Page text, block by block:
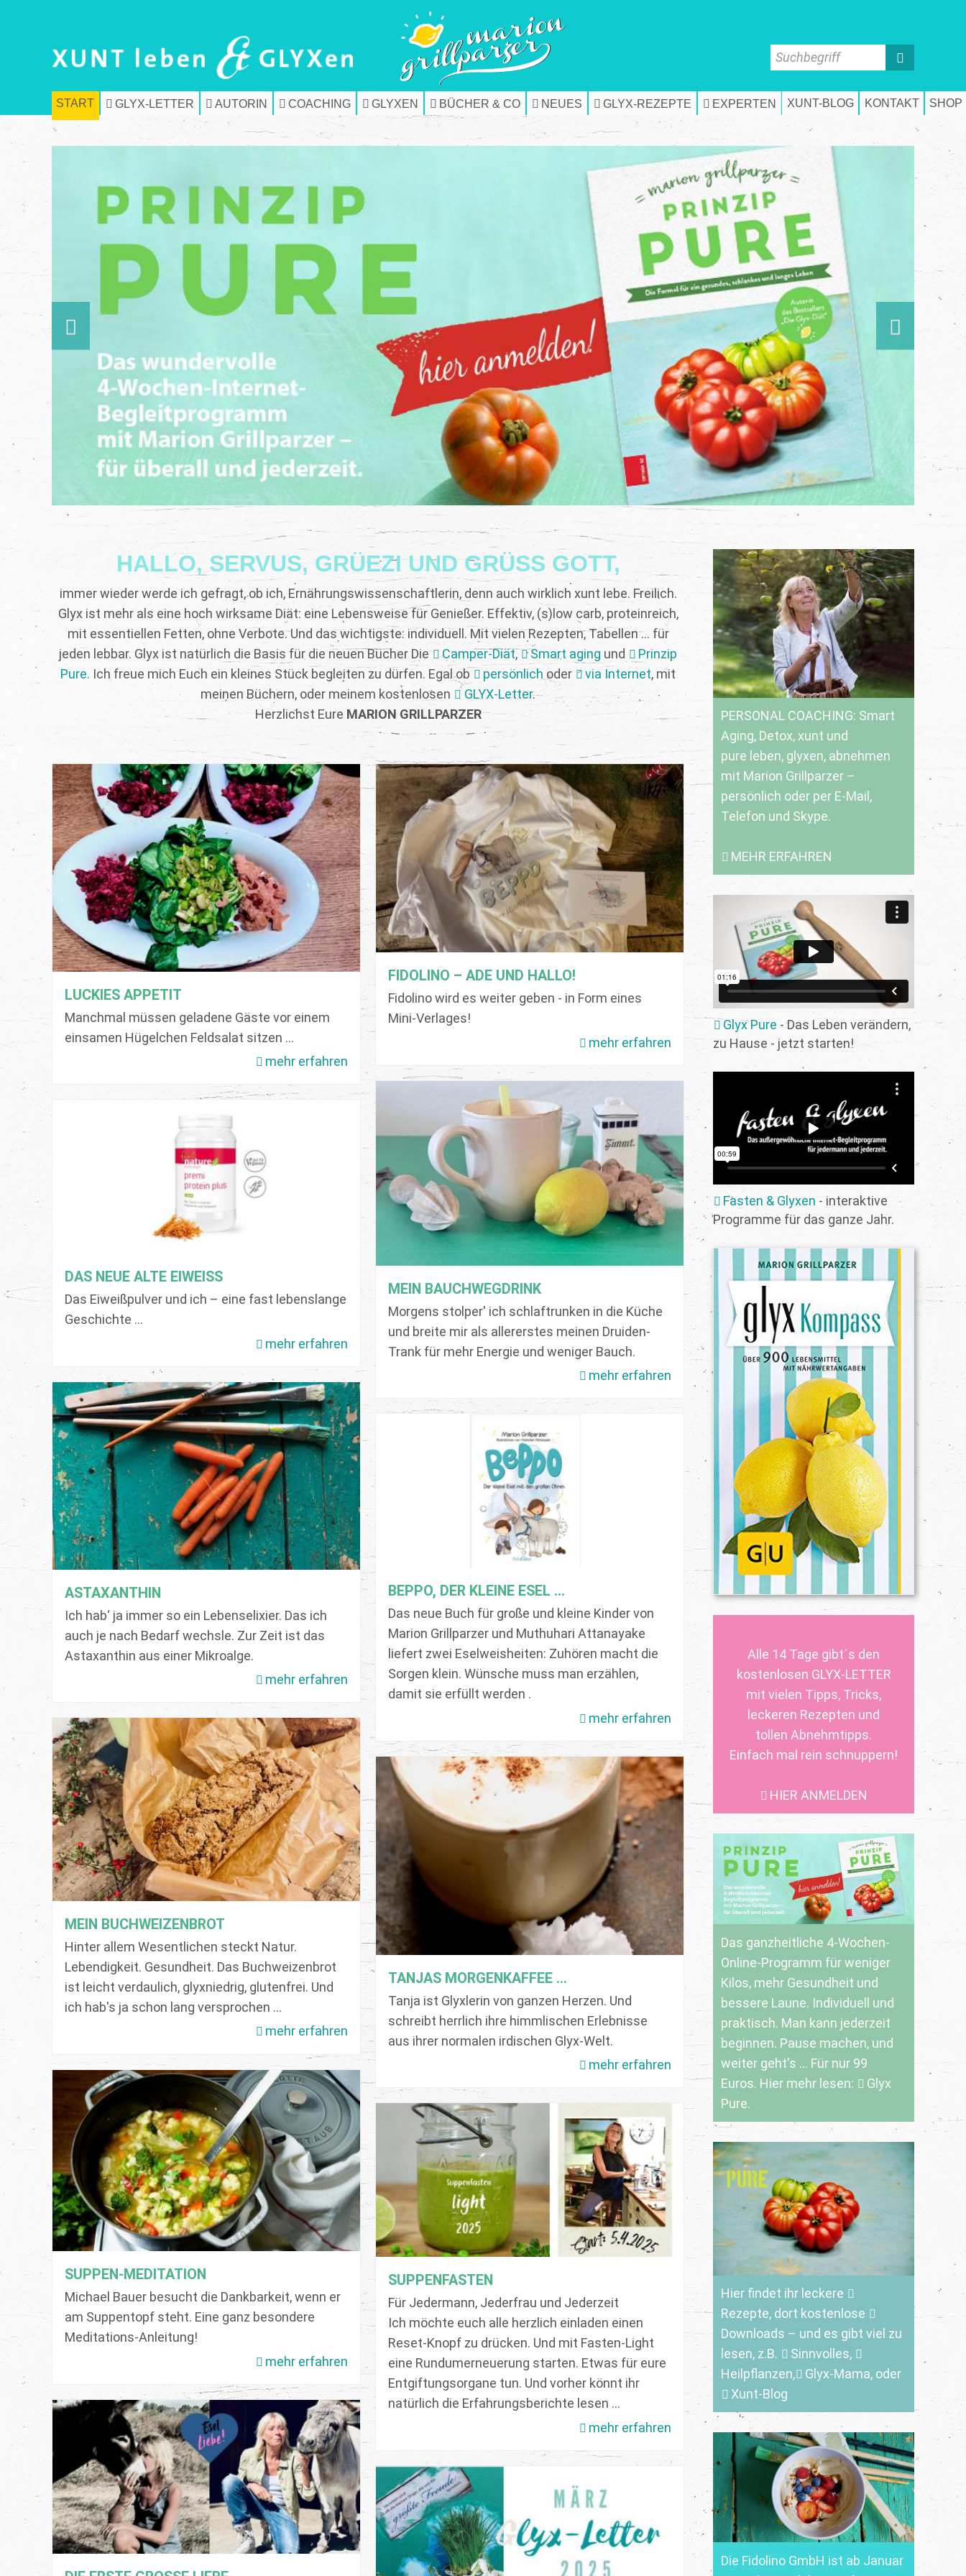
START GLYX-LETTER AUTORIN COACHING GLYXEN BÜCHER & CO NEUES GLYX-REZEPTE EXPERTEN XUNT-BLOG KONTAKT SHOP
Suchbegriff
PERSONAL COACHING: Smart
Aging, Detox, xunt und
pure leben, glyxen, abnehmen
mit Marion Grillparzer –
persönlich oder per E-Mail,
Telefon und Skype.
MEHR ERFAHREN
Glyx Pure - Das Leben verändern,
zu Hause - jetzt starten!
Fasten & Glyxen - interaktive
Programme für das ganze Jahr.
Alle 14 Tage gibt´s den
kostenlosen GLYX-LETTER
mit vielen Tipps, Tricks,
leckeren Rezepten und
tollen Abnehmtipps.
Einfach mal rein schnuppern!
HIER ANMELDEN
Das ganzheitliche 4-Wochen-
Online-Programm für weniger
Kilos, mehr Gesundheit und
bessere Laune. Individuell und
praktisch. Man kann jederzeit
beginnen. Pause machen, und
weiter geht's ... Für nur 99
Euros. Hier mehr lesen:
Glyx
Pure.
Hier findet ihr leckere
Rezepte, dort kostenlose
Downloads – und es gibt viel zu
lesen, z.B.
Sinnvolles,
Heilpflanzen,
Glyx-Mama, oder
Xunt-Blog
Die Fidolino GmbH ist ab Januar
HALLO, SERVUS, GRÜEZI UND GRÜSS GOTT,
immer wieder werde ich gefragt, ob ich, Ernährungswissenschaftlerin, denn auch wirklich xunt lebe. Freilich.
Glyx ist mehr als eine hoch wirksame Diät: eine Lebensweise für Genießer. Effektiv, (s)low carb, proteinreich,
mit essentiellen Fetten, ohne Verbote. Und das wichtigste: individuell. Mit vielen Rezepten, Tabellen ... für
jeden lebbar. Glyx ist natürlich die Basis für die neuen Bücher Die
Camper-Diät, Smart aging und
Prinzip
Pure. Ich freue mich Euch ein kleines Stück begleiten zu dürfen. Egal ob persönlich oder via Internet, mit
meinen Büchern, oder meinem kostenlosen
GLYX-Letter.
Herzlichst Eure MARION GRILLPARZER
LUCKIES APPETIT
Manchmal müssen geladene Gäste vor einem
einsamen Hügelchen Feldsalat sitzen ...
mehr erfahren
DAS NEUE ALTE EIWEISS
Das Eiweißpulver und ich – eine fast lebenslange
Geschichte ...
mehr erfahren
ASTAXANTHIN
Ich hab‘ ja immer so ein Lebenselixier. Das ich
auch je nach Bedarf wechsle. Zur Zeit ist das
Astaxanthin aus einer Mikroalge.
mehr erfahren
MEIN BUCHWEIZENBROT
Hinter allem Wesentlichen steckt Natur.
Lebendigkeit. Gesundheit. Das Buchweizenbrot
ist leicht verdaulich, glyxniedrig, glutenfrei. Und
ich hab's ja schon lang versprochen ...
mehr erfahren
SUPPEN-MEDITATION
Michael Bauer besucht die Dankbarkeit, wenn er
am Suppentopf steht. Eine ganz besondere
Meditations-Anleitung!
mehr erfahren
FIDOLINO – ADE UND HALLO!
Fidolino wird es weiter geben - in Form eines
Mini-Verlages!
mehr erfahren
MEIN BAUCHWEGDRINK
Morgens stolper' ich schlaftrunken in die Küche
und breite mir als allererstes meinen Druiden-
Trank für mehr Energie und weniger Bauch.
mehr erfahren
BEPPO, DER KLEINE ESEL ...
Das neue Buch für große und kleine Kinder von
Marion Grillparzer und Muthuhari Attanayake
liefert zwei Eselweisheiten: Zuhören macht die
Sorgen klein. Wünsche muss man erzählen,
damit sie erfüllt werden .
mehr erfahren
TANJAS MORGENKAFFEE ...
Tanja ist Glyxlerin von ganzen Herzen. Und
schreibt herrlich ihre himmlischen Erlebnisse
aus ihrer normalen irdischen Glyx-Welt.
mehr erfahren
SUPPENFASTEN
Für Jedermann, Jederfrau und Jederzeit
Ich möchte euch alle herzlich einladen einen
Reset-Knopf zu drücken. Und mit Fasten-Light
eine Rundumerneuerung starten. Etwas für eure
Entgiftungsorgane tun. Und vorher könnt ihr
natürlich die Erfahrungsberichte lesen ...
mehr erfahren